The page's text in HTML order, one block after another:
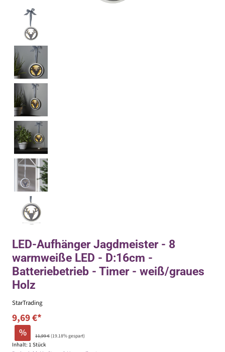
LED-Aufhänger Jagdmeister - 8
warmweiße LED - D:16cm -
Batteriebetrieb - Timer - weiß/graues
Holz
StarTrading
9,69 €*
% 11,99 €(19.18% gespart)
Inhalt: 1 Stück